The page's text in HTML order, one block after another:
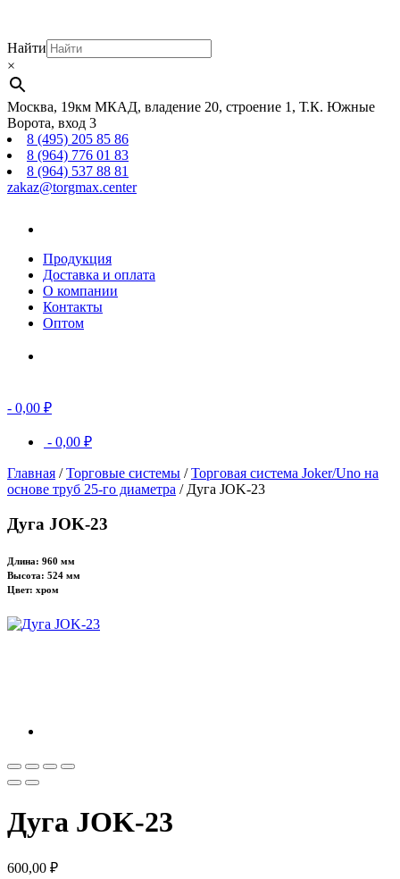
Найти
×
Москва, 19км МКАД, владение 20, строение 1, Т.К. Южные
Ворота, вход 3
8 (495) 205 85 86
8 (964) 776 01 83
8 (964) 537 88 81
zakaz@torgmax.center
Продукция
Доставка и оплата
О компании
Контакты
Оптом
- 0,00 ₽
- 0,00 ₽
Главная /Торговые системы /Торговая система Joker/Uno на
основе труб 25-го диаметра / Дуга JOK-23
Дуга JOK-23
Длина: 960 мм
Высота: 524 мм
Цвет: хром
Дуга JOK-23
600,00 ₽